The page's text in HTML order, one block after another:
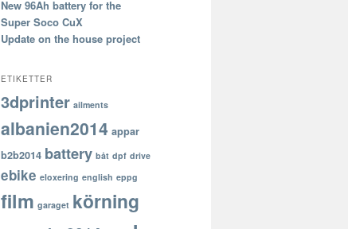
New 96Ah battery for the
Super Soco CuX
Update on the house project
ETIKETTER
3dprinter ailments
albanien2014 appar
b2b2014 battery båt dpf drive
ebike eloxering english eppg
film garaget körning